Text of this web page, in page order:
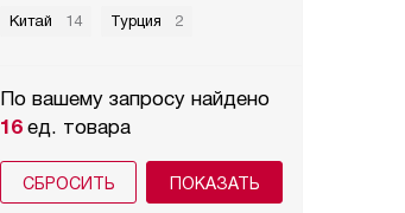
Китай 14 Турция 2
По вашему запросу найдено
16ед. товара
СБРОСИТЬ